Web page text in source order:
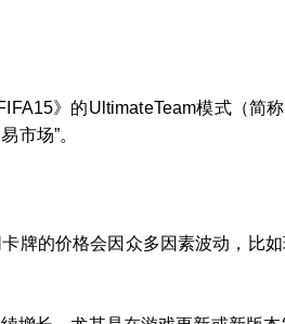
》的UltimateTeam模式（简
市场”。
牌的价格会因众多因素波动，比